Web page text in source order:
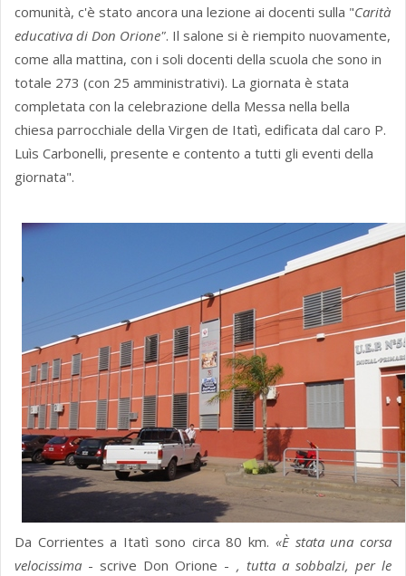
comunità, c'è stato ancora una lezione ai docenti sulla "Carità
educativa di Don Orione". Il salone si è riempito nuovamente,
come alla mattina, con i soli docenti della scuola che sono in
totale 273 (con 25 amministrativi). La giornata è stata
completata con la celebrazione della Messa nella bella
chiesa parrocchiale della Virgen de Itatì, edificata dal caro P.
Luìs Carbonelli, presente e contento a tutti gli eventi della
giornata".
Da Corrientes a Itatì sono circa 80 km. «È stata una corsa
velocissima - scrive Don Orione - , tutta a sobbalzi, per le